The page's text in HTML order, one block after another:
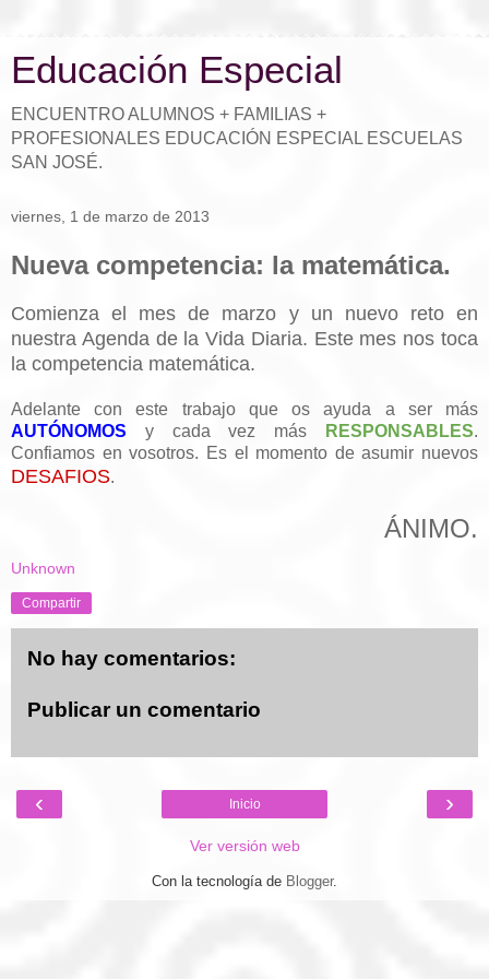
Educación Especial
ENCUENTRO ALUMNOS + FAMILIAS +
PROFESIONALES EDUCACIÓN ESPECIAL ESCUELAS
SAN JOSÉ.
viernes, 1 de marzo de 2013
Nueva competencia: la matemática.
Comienza el mes de marzo y un nuevo reto en
nuestra Agenda de la Vida Diaria. Este mes nos toca
la competencia matemática.
Adelante con este trabajo que os ayuda a ser más
AUTÓNOMOS
y cada vez más RESPONSABLES.
Confiamos en vosotros. Es el momento de asumir nuevos
DESAFIOS.
ÁNIMO.
Unknown
Compartir
No hay comentarios:
Publicar un comentario
‹ ›
Inicio
Ver versión web
Con la tecnología de Blogger.